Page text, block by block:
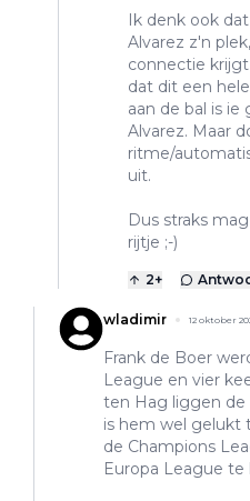
Ik denk ook
Alvarez z'n
connectie
dat dit een
aan de bal is
Alvarez. Maar
ritme/
uit.
Dus straks
rijtje ;-)
2+
wladimir 12 oktober
Frank de Boer
League en vier
ten Hag liggen de
is hem wel gelukt
de Champions
Europa League te